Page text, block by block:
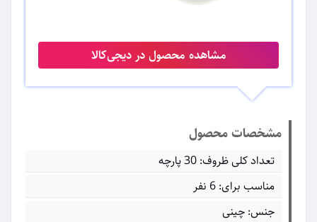
مشاهده محصول در دیجی‌کالا
مشخصات محصول
تعداد کلی ظروف: 30 پارچه
مناسب برای: 6 نفر
جنس: چینی